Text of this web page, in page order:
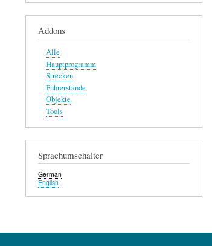
Addons
Alle
Hauptprogramm
Strecken
Führerstände
Objekte
Tools
Sprachumschalter
German
English